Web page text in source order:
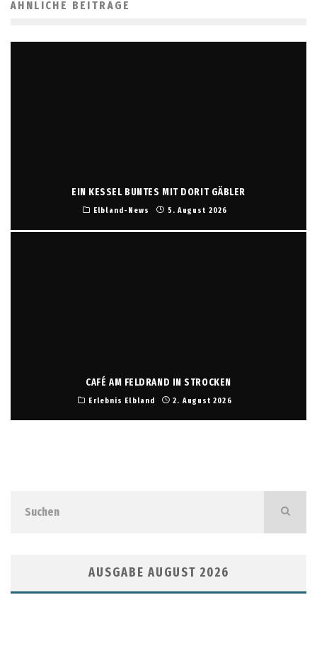
ÄHNLICHE BEITRÄGE
EIN KESSEL BUNTES MIT DORIT GÄBLER
Elbland-News 5. August 2026
CAFÉ AM FELDRAND IN STROCKEN
Erlebnis Elbland 2. August 2026
AUSGABE AUGUST 2026